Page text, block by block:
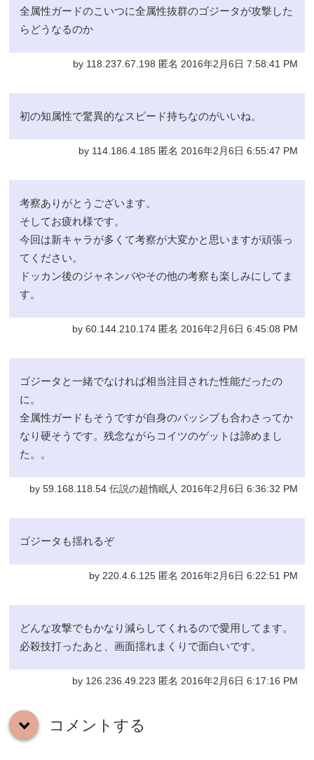
全属性ガードのこいつに全属性抜群のゴジータが攻撃した
らどうなるのか
by 118.237.67.198 匿名 2016年2月6日 7:58:41 PM
初の知属性で驚異的なスピード持ちなのがいいね。
by 114.186.4.185 匿名 2016年2月6日 6:55:47 PM
考察ありがとうございます。
そしてお疲れ様です。
今回は新キャラが多くて考察が大変かと思いますが頑張っ
てください。
ドッカン後のジャネンバやその他の考察も楽しみにしてま
す。
by 60.144.210.174 匿名 2016年2月6日 6:45:08 PM
ゴジータと一緒でなければ相当注目された性能だったの
に。
全属性ガードもそうですが自身のパッシブも合わさってか
なり硬そうです。残念ながらコイツのゲットは諦めまし
た。。
by 59.168.118.54 伝説の超惰眠人 2016年2月6日 6:36:32 PM
ゴジータも揺れるぞ
by 220.4.6.125 匿名 2016年2月6日 6:22:51 PM
どんな攻撃でもかなり減らしてくれるので愛用してます。
必殺技打ったあと、画面揺れまくりで面白いです。
by 126.236.49.223 匿名 2016年2月6日 6:17:16 PM
down コメントする